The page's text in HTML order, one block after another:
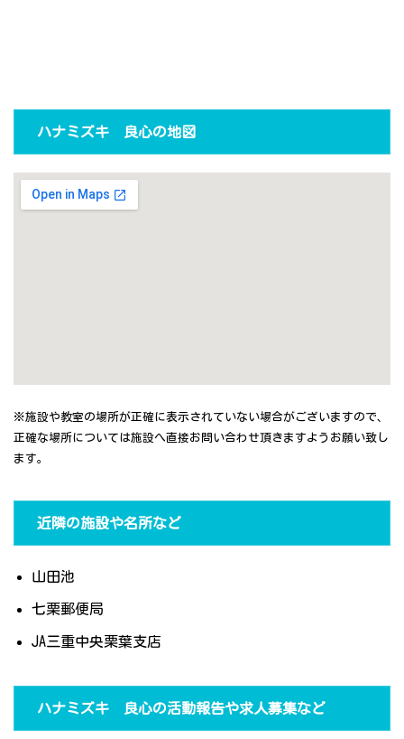
ハナミズキ 良心の地図
※施設や教室の場所が正確に表示されていない場合がございますので、
正確な場所については施設へ直接お問い合わせ頂きますようお願い致し
ます。
近隣の施設や名所など
山田池
七栗郵便局
JA三重中央栗葉支店
ハナミズキ 良心の活動報告や求人募集など